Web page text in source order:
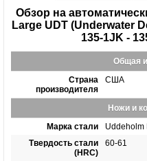
Обзор на
Large UDT (Underwater
135-1JK -
Общая
Страна
производителя
США
Ножи и
Марка стали
Uddeholm
Твердость стали
(HRC)
60-61